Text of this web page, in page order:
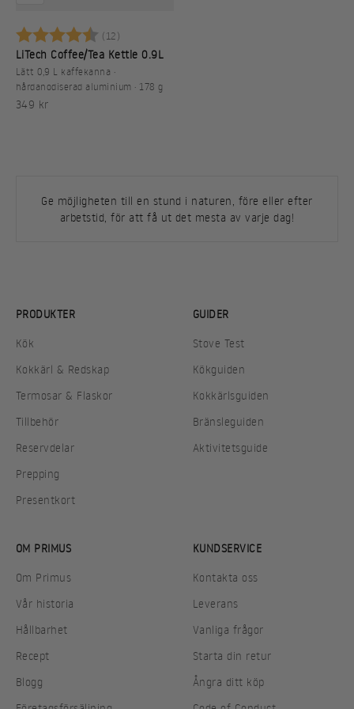
Betyg: (12)
LiTech Coffee/Tea Kettle 0.9L
Lätt 0,9 L kaffekanna ·
hårdanodiserad aluminium · 178 g
REA-pris
349 kr
Ge möjligheten till en stund i naturen, före eller efter
arbetstid, för att få ut det mesta av varje dag!
PRODUKTER
Kök
Kokkärl & Redskap
Termosar & Flaskor
Tillbehör
Reservdelar
Prepping
Presentkort
GUIDER
Stove Test
Kökguiden
Kokkärlsguiden
Bränsleguiden
Aktivitetsguide
OM PRIMUS
Om Primus
Vår historia
Hållbarhet
Recept
Blogg
KUNDSERVICE
Kontakta oss
Leverans
Vanliga frågor
Starta din retur
Ångra ditt köp